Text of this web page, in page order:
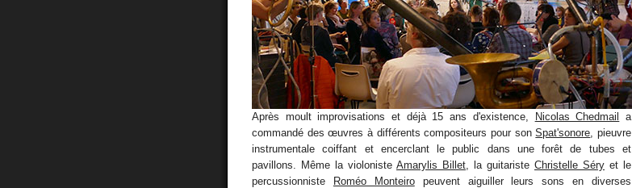
Après moult improvisations et déjà 15 ans d'existence, Nicolas Chedmail
a
commandé des œuvres à différents compositeurs pour sonSpat'sonore , pieuvre
instrumentale coiffant et encerclant le public dans une forêt de tubes et
pavillons. Même la violoniste Amarylis Billet , la guitariste Christelle Séry et le
percussionniste
Roméo Monteiropeuvent aiguiller leurs sons en diverses